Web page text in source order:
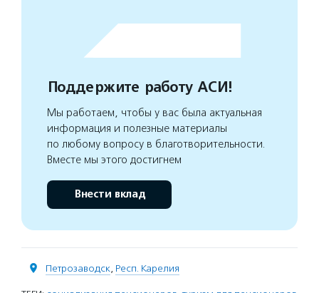
Поддержите работу АСИ!
Мы работаем, чтобы у вас была актуальная
информация и полезные материалы
по любому вопросу в благотворительности.
Вместе мы этого достигнем
Внести вклад
Петрозаводск, Респ. Карелия